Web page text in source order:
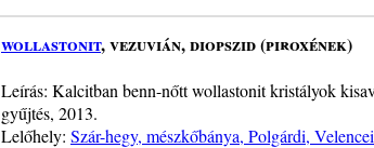
wollastonit, vezuvián, diopszid (piroxének)
Leírás: Kalcitban benn-nőtt wollastonit kristályok
gyűjtés, 2013.
Lelőhely: Szár-hegy, mészkőbánya, Polgárdi,